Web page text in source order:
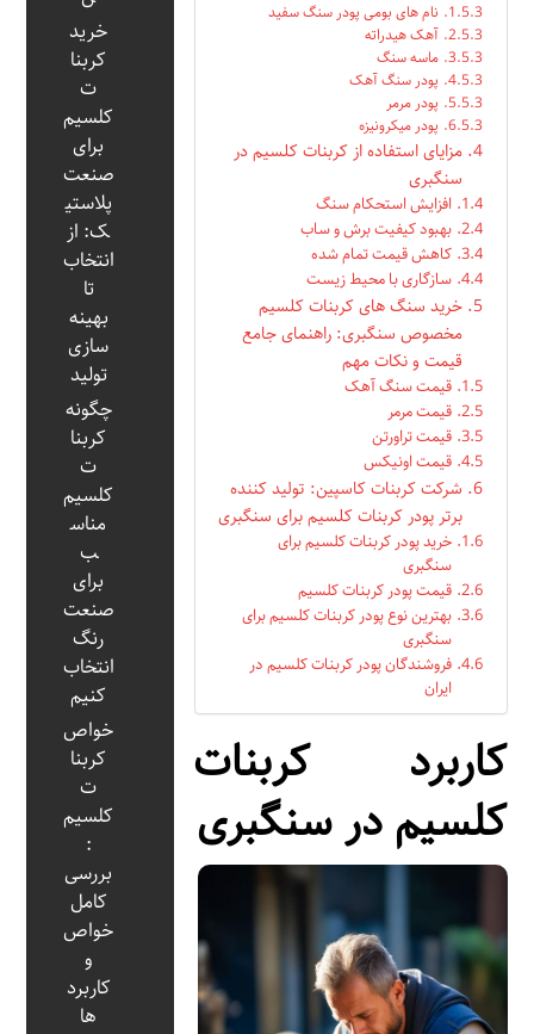
نام های بومی پودر سنگ سفید
آهک هیدراته
ماسه سنگ
پودر سنگ آهک
پودر مرمر
پودر میکرونیزه
مزایای استفاده از کربنات کلسیم در
سنگبری
افزایش استحکام سنگ
بهبود کیفیت برش و ساب
کاهش قیمت تمام شده
سازگاری با محیط زیست
خرید سنگ های کربنات کلسیم
مخصوص سنگبری: راهنمای جامع
قیمت و نکات مهم
قیمت سنگ آهک
قیمت مرمر
قیمت تراورتن
قیمت اونیکس
شرکت کربنات کاسپین: تولید کننده
برتر پودر کربنات کلسیم برای سنگبری
خرید پودر کربنات کلسیم برای
سنگبری
قیمت پودر کربنات کلسیم
بهترین نوع پودر کربنات کلسیم برای
سنگبری
فروشندگان پودر کربنات کلسیم در
ایران
کاربرد کربنات
کلسیم در سنگبری
خرید
کربنا
ت
کلسیم
برای
صنعت
پلاستی
ک: از
انتخاب
تا
بهینه‌
سازی
تولید
چگونه
کربنا
ت
کلسیم
مناس
ب
برای
صنعت
رنگ
انتخاب
کنیم
خواص
کربنا
ت
کلسیم
:
بررسی
کامل
خواص
و
کاربرد
ها